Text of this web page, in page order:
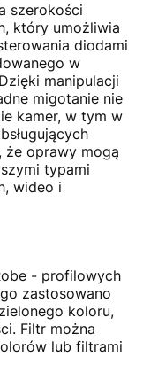
szerokości
który umożliwia
diodami
w
manipulacji
migotanie nie
kamer, w tym w
że oprawy mogą
typami
wideo i
- profilowych
zastosowano
koloru,
Filtr można
lub filtrami